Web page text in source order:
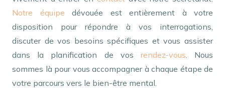
Notre équipe dévouée est entièrement à votre
disposition pour répondre à vos interrogations,
discuter de vos besoins spécifiques et vous assister
dans la planification de vos rendez-vous. Nous
sommes là pour vous accompagner à chaque étape de
votre parcours vers le bien-être mental.